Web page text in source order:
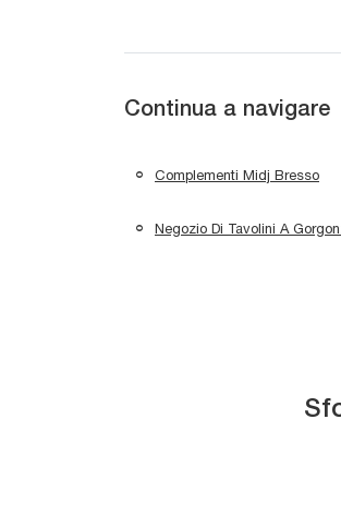
Continua a navigare
Complementi Midj Bresso
Negozio Di Tavolini A